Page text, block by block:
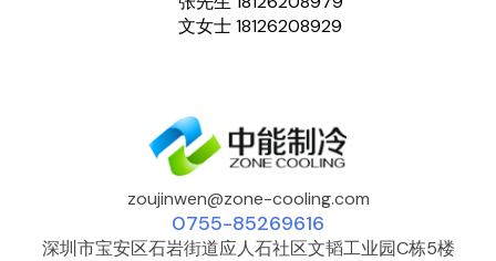
文女士 18126208929
zoujinwen@zone-cooling.com
0755-85269616
深圳市宝安区石岩街道应人石社区文韬工业园C栋5楼